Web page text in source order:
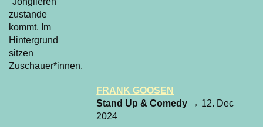
FRANK GOOSEN
Stand Up & Comedy → 12. Dec
2024